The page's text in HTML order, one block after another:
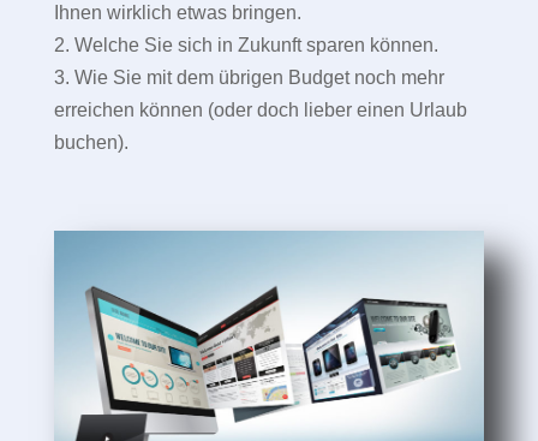
Ihnen wirklich etwas bringen.
2. Welche Sie sich in Zukunft sparen können.
3. Wie Sie mit dem übrigen Budget noch mehr
erreichen können (oder doch lieber einen Urlaub
buchen).